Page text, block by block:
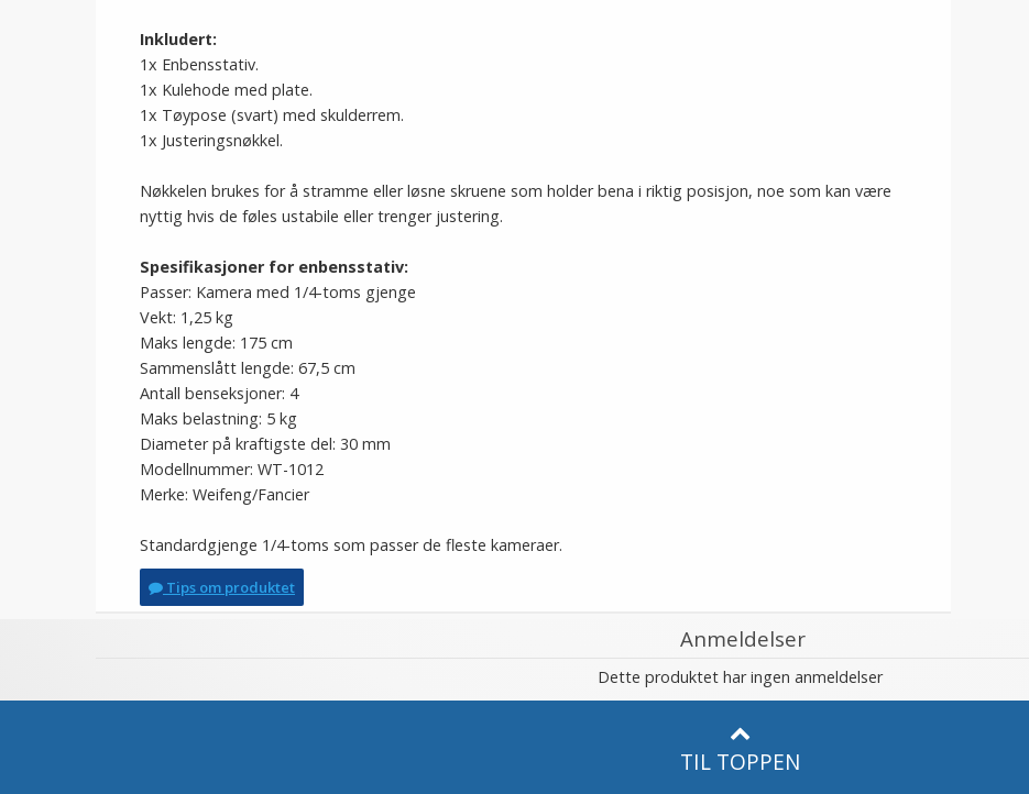
Inkludert:
1x Enbensstativ.
1x Kulehode med plate.
1x Tøypose (svart) med skulderrem.
1x Justeringsnøkkel.
Nøkkelen brukes for å stramme eller løsne skruene som holder bena i riktig posisjon, noe som kan være
nyttig hvis de føles ustabile eller trenger justering.
Spesifikasjoner for enbensstativ:
Passer: Kamera med 1/4-toms gjenge
Vekt: 1,25 kg
Maks lengde: 175 cm
Sammenslått lengde: 67,5 cm
Antall benseksjoner: 4
Maks belastning: 5 kg
Diameter på kraftigste del: 30 mm
Modellnummer: WT-1012
Merke: Weifeng/Fancier
Standardgjenge 1/4-toms som passer de fleste kameraer.
Tips om produktet
Anmeldelser
Dette produktet har ingen anmeldelser
TIL TOPPEN